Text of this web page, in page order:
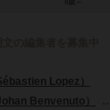
Lopez）
Benvenuto）